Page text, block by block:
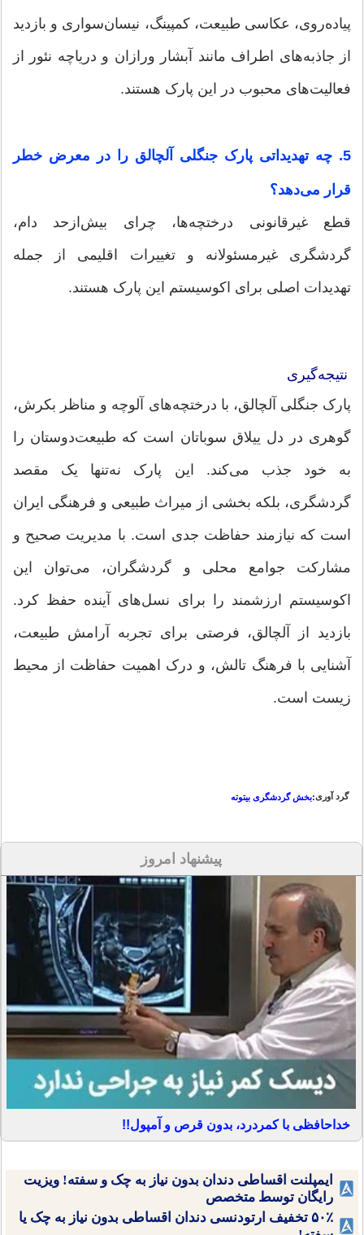
پیاده‌روی، عکاسی طبیعت، کمپینگ، نیسان‌سواری و بازدید
از جاذبه‌های اطراف مانند آبشار ورازان و دریاچه نئور از
فعالیت‌های محبوب در این پارک هستند.
5. چه تهدیداتی پارک جنگلی آلچالق را در معرض خطر
قرار می‌دهد؟
قطع غیرقانونی درختچه‌ها، چرای بیش‌ازحد دام،
گردشگری غیرمسئولانه و تغییرات اقلیمی از جمله
تهدیدات اصلی برای اکوسیستم این پارک هستند.
نتیجه‌گیری
پارک جنگلی آلچالق، با درختچه‌های آلوچه و مناظر بکرش،
گوهری در دل ییلاق سوباتان است که طبیعت‌دوستان را
به خود جذب می‌کند. این پارک نه‌تنها یک مقصد
گردشگری، بلکه بخشی از میراث طبیعی و فرهنگی ایران
است که نیازمند حفاظت جدی است. با مدیریت صحیح و
مشارکت جوامع محلی و گردشگران، می‌توان این
اکوسیستم ارزشمند را برای نسل‌های آینده حفظ کرد.
بازدید از آلچالق، فرصتی برای تجربه آرامش طبیعت،
آشنایی با فرهنگ تالش، و درک اهمیت حفاظت از محیط
زیست است.
گرد آوری:بخش گردشگری بیتوته
پیشنهاد امروز
خداحافظی با کمردرد، بدون قرص و آمپول!!
ایمپلنت اقساطی دندان بدون نیاز به چک و سفته! ویزیت
رایگان توسط متخصص
۵۰٪ تخفیف ارتودنسی دندان اقساطی بدون نیاز به چک یا